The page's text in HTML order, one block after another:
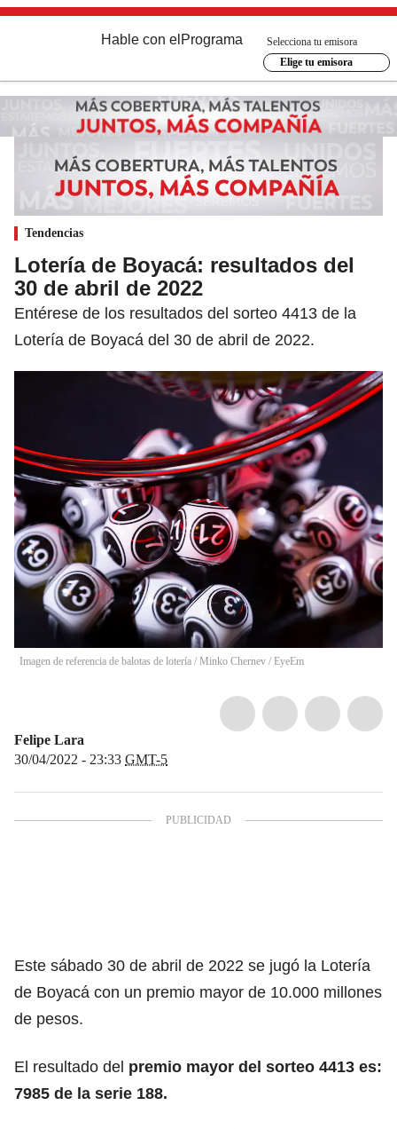
Hable con el Programa
Selecciona tu emisora
Elige tu emisora
Tendencias
Lotería de Boyacá: resultados del
30 de abril de 2022
Entérese de los resultados del sorteo 4413 de la
Lotería de Boyacá del 30 de abril de 2022.
Imagen de referencia de balotas de lotería / Minko Chernev / EyeEm
Felipe Lara
30/04/2022 - 23:33 GMT-5
Este sábado 30 de abril de 2022 se jugó la Lotería
de Boyacá con un premio mayor de 10.000 millones
de pesos.
El resultado del premio mayor del sorteo 4413 es:
7985 de la serie 188.